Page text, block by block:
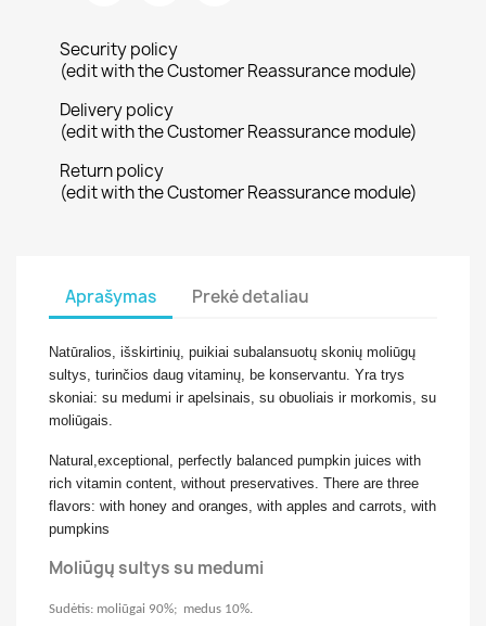
Security policy
(edit with the Customer Reassurance module)
Delivery policy
(edit with the Customer Reassurance module)
Return policy
(edit with the Customer Reassurance module)
Aprašymas Prekė detaliau
Natūralios, išskirtinių, puikiai subalansuotų skonių moliūgų
sultys, turinčios daug vitaminų, be konservantu. Yra trys
skoniai: su medumi ir apelsinais, su obuoliais ir morkomis, su
moliūgais.
Natural,exceptional, perfectly balanced pumpkin juices with
rich vitamin content, without preservatives. There are three
flavors: with honey and oranges, with apples and carrots, with
pumpkins
Moliūgų sultys su medumi
Sudėtis: moliūgai 90%; medus 10%.